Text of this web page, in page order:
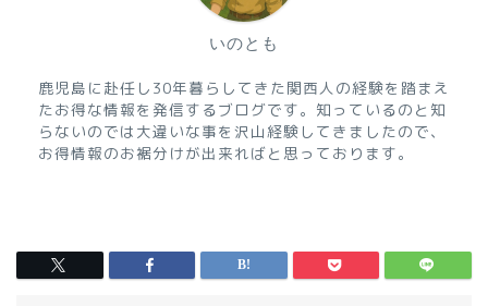
いのとも
鹿児島に赴任し30年暮らしてきた関西人の経験を踏まえ
たお得な情報を発信するブログです。知っているのと知
らないのでは大違いな事を沢山経験してきましたので、
お得情報のお裾分けが出来ればと思っております。